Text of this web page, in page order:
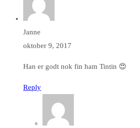
Janne
oktober 9, 2017
Han er godt nok fin ham Tintin 😍
Reply